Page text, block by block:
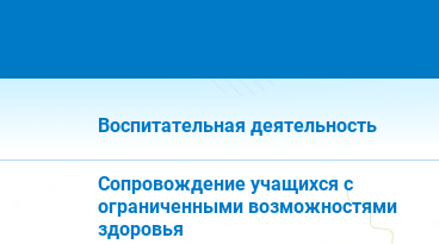
Воспитательная деятельность
Сопровождение учащихся с
ограниченными возможностями
здоровья